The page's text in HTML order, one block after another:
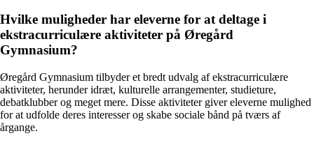
Hvilke muligheder har eleverne for at deltage i
ekstracurriculære aktiviteter på Øregård
Gymnasium?
Øregård Gymnasium tilbyder et bredt udvalg af ekstracurriculære
aktiviteter, herunder idræt, kulturelle arrangementer, studieture,
debatklubber og meget mere. Disse aktiviteter giver eleverne mulighed
for at udfolde deres interesser og skabe sociale bånd på tværs af
årgange.